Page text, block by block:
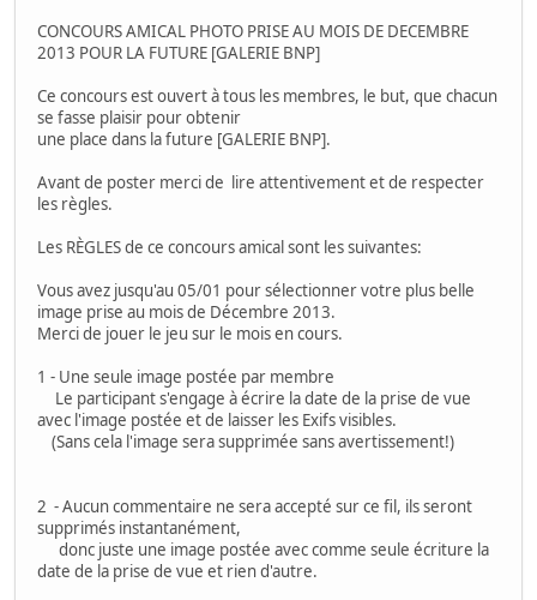
CONCOURS AMICAL PHOTO PRISE AU MOIS DE DECEMBRE
2013 POUR LA FUTURE [GALERIE BNP]
Ce concours est ouvert à tous les membres, le but, que chacun
se fasse plaisir pour obtenir
une place dans la future [GALERIE BNP].
Avant de poster merci de lire attentivement et de respecter
les règles.
Les RÈGLES de ce concours amical sont les suivantes:
Vous avez jusqu'au 05/01 pour sélectionner votre plus belle
image prise au mois de Décembre 2013.
Merci de jouer le jeu sur le mois en cours.
1 - Une seule image postée par membre
Le participant s'engage à écrire la date de la prise de vue
avec l'image postée et de laisser les Exifs visibles.
(Sans cela l'image sera supprimée sans avertissement!)
2 - Aucun commentaire ne sera accepté sur ce fil, ils seront
supprimés instantanément,
donc juste une image postée avec comme seule écriture la
date de la prise de vue et rien d'autre.